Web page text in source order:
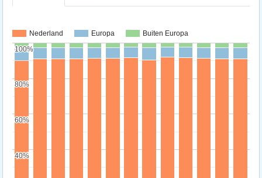
Nederland Europa Buiten Europa
40%
40%
60%
60%
80%
80%
100%
100%